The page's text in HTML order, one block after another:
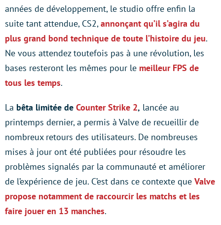
années de développement, le studio offre enfin la
suite tant attendue, CS2,annonçant qu’il s’agira du
plus grand bond technique de toute l’histoire du jeu.
Ne vous attendez toutefois pas à une révolution, les
bases resteront les mêmes pour le meilleur FPS de
tous les temps.
La bêta limitée de Counter Strike 2, lancée au
printemps dernier, a permis à Valve de recueillir de
nombreux retours des utilisateurs. De nombreuses
mises à jour ont été publiées pour résoudre les
problèmes signalés par la communauté et améliorer
de l’expérience de jeu. C’est dans ce contexte que Valve
propose notamment de raccourcir les matchs et les
faire jouer en 13 manches.